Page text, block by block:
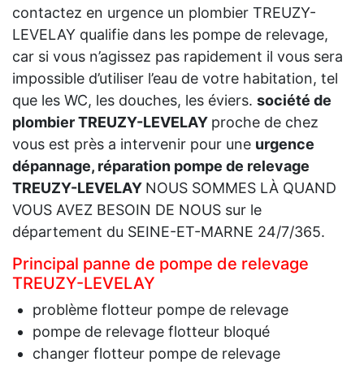
contactez en urgence un plombier TREUZY-
LEVELAY qualifie dans les pompe de relevage,
car si vous n’agissez pas rapidement il vous sera
impossible d’utiliser l’eau de votre habitation, tel
que les WC, les douches, les éviers. société de
plombier TREUZY-LEVELAY proche de chez
vous est près a intervenir pour une urgence
dépannage, réparation pompe de relevage
TREUZY-LEVELAY NOUS SOMMES LÀ QUAND
VOUS AVEZ BESOIN DE NOUS sur le
département du SEINE-ET-MARNE 24/7/365.
Principal panne de pompe de relevage
TREUZY-LEVELAY
problème flotteur pompe de relevage
pompe de relevage flotteur bloqué
changer flotteur pompe de relevage